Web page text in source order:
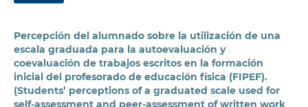
Percepción del alumnado sobre la utilización de una
escala graduada para la autoevaluación y
coevaluación de trabajos escritos en la formación
inicial del profesorado de educación física (FIPEF).
(Students’ perceptions of a graduated scale used for
self-assessment and peer-assessment of written work